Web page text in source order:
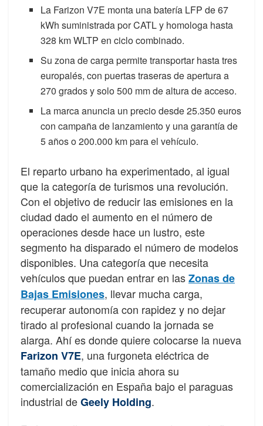
La Farizon V7E monta una batería LFP de 67
kWh suministrada por CATL y homologa hasta
328 km WLTP en ciclo combinado.
Su zona de carga permite transportar hasta tres
europalés, con puertas traseras de apertura a
270 grados y solo 500 mm de altura de acceso.
La marca anuncia un precio desde 25.350 euros
con campaña de lanzamiento y una garantía de
5 años o 200.000 km para el vehículo.
El reparto urbano ha experimentado, al igual
que la categoría de turismos una revolución.
Con el objetivo de reducir las emisiones en la
ciudad dado el aumento en el número de
operaciones desde hace un lustro, este
segmento ha disparado el número de modelos
disponibles. Una categoría que necesita
vehículos que puedan entrar en lasZonas de
Bajas Emisiones, llevar mucha carga,
recuperar autonomía con rapidez y no dejar
tirado al profesional cuando la jornada se
alarga. Ahí es donde quiere colocarse la nueva
Farizon V7E, una furgoneta eléctrica de
tamaño medio que inicia ahora su
comercialización en España bajo el paraguas
industrial deGeely Holding.